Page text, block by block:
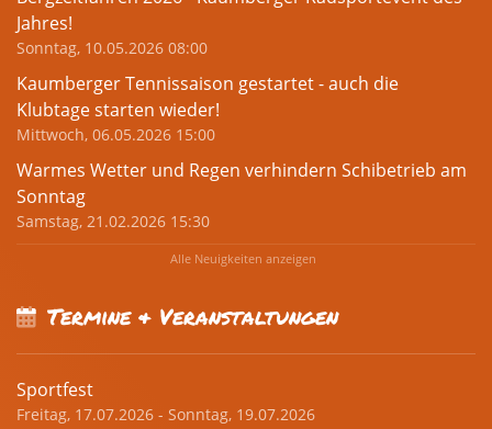
Jahres!
Sonntag, 10.05.2026 08:00
Kaumberger Tennissaison gestartet - auch die
Klubtage starten wieder!
Mittwoch, 06.05.2026 15:00
Warmes Wetter und Regen verhindern Schibetrieb am
Sonntag
Samstag, 21.02.2026 15:30
Alle Neuigkeiten anzeigen
Termine & Veranstaltungen
Sportfest
Freitag, 17.07.2026 - Sonntag, 19.07.2026